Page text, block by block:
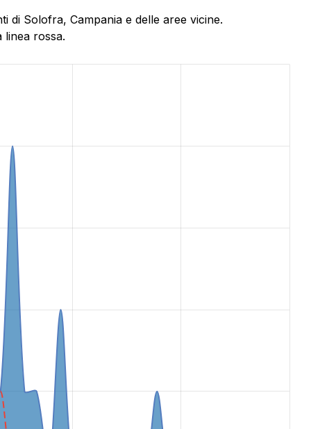
di Solofra, Campania e delle aree vicine.
linea rossa.